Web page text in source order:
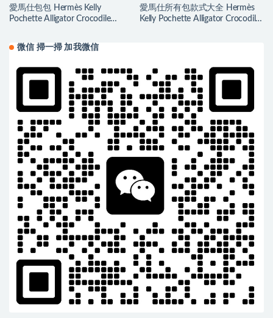
愛馬仕包包 Hermès Kelly
Pochette Alligator Crocodile
愛馬仕所有包款式大全 Hermès
Kelly Pochette Alligator Crocodile
微信 掃一掃 加我微信